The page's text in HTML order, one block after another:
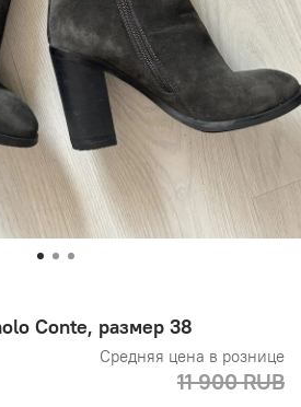
Conte, размер 38
Средняя цена в рознице
11 900 RUB